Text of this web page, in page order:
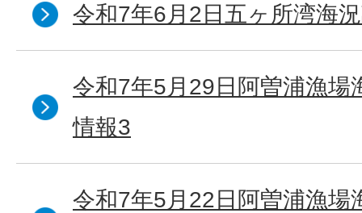
令和7年6月2日五ヶ所湾海
令和7年5月29日阿曽浦漁場
情報3
令和7年5月22日阿曽浦漁場